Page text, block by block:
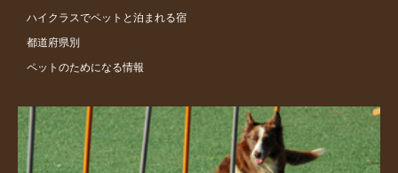
ハイクラスでペットと泊まれる宿
都道府県別
ペットのためになる情報